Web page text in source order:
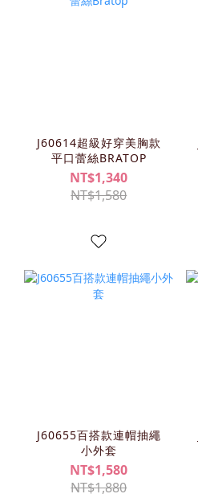
J60614超級好穿美胸款
平口蕾絲BRATOP
NT$1,340
NT$1,580
J60655百搭款連帽抽繩
小外套
NT$1,580
NT$1,880